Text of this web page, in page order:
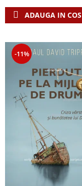
ADAUGA IN COS
-11%